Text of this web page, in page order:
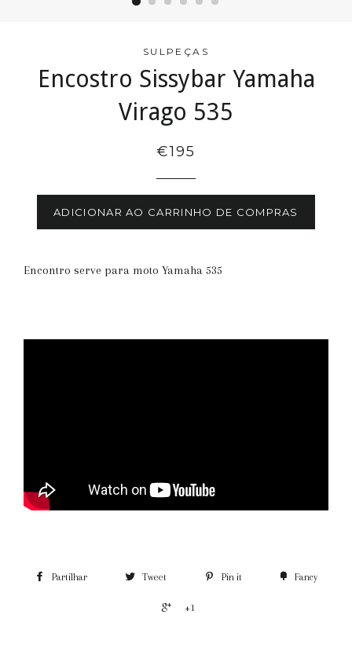
SULPEÇAS
Encostro Sissybar Yamaha
Virago 535
€195
ADICIONAR AO CARRINHO DE COMPRAS
Encontro serve para moto Yamaha 535
Partilhar Tweet Pin it Fancy
+1